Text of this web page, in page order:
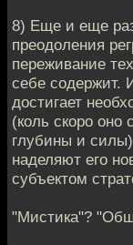
8) Еще и еще
преодоления
переживание
себе содержит.
достигает
(коль скоро оно
глубины и
наделяют его
субъектом
"Мистика"?